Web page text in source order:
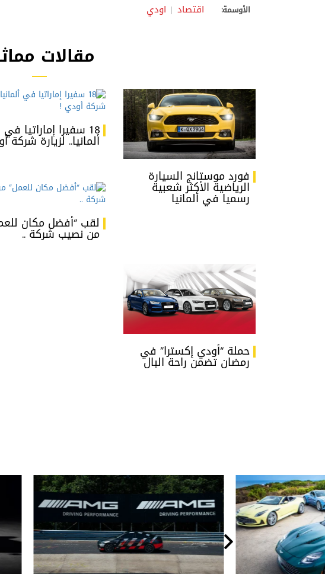
الأوسمة: اقتصاد اودي
مقالات
فورد موستانج السيارة
الرياضية الأكثر شعبية
رسميا في ألمانيا
18 سفيرا إماراتيا في
ألمانيا.. لزيارة شركة
لقب “أفضل مكان
من نصيب شركة ..
حملة “أودي إكسترا” في
رمضان تضمن راحة البال